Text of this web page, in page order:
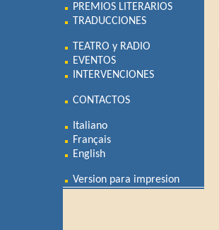
PREMIOS LITERARIOS
TRADUCCIONES
TEATRO y RADIO
EVENTOS
INTERVENCIONES
CONTACTOS
Italiano
Français
English
Version para impresion